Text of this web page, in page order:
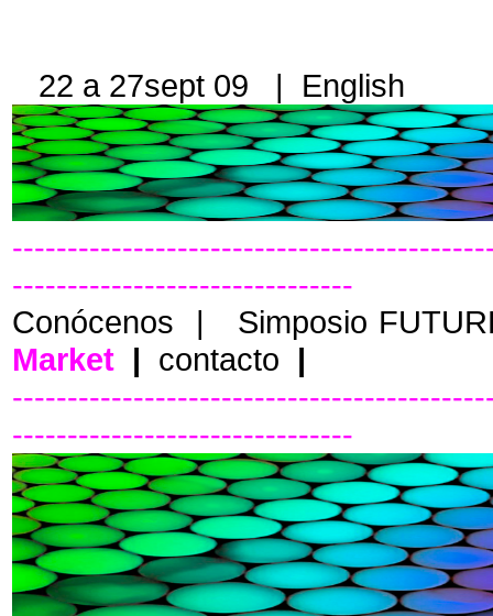
22 a 27sept 09 | English
-------------------------------
Conócenos
|
Simposio
Market | contacto |
-------------------------------